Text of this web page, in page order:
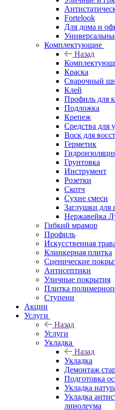
Fortelook
Для дома и
Комплектующие
Назад
Краска
Сварочный
Клей
Профиль для
Подложка
Крепеж
Средства для
Воск для
Герметик
Грунтовка
Инструмент
Розетки
Скотч
Сухие смеси
Заглушки для
Нержавейка
Гибкий мрамор
Профиль
Искусственная
Клинкерная плитка
Сценические
Антисептики
Уличные покрытия
Плитка
Ступени
Акции
Услуги
Назад
Услуги
Укладка
Назад
Укладка
Демонтаж
Подготовка
Укладка
Укладка
линолеума